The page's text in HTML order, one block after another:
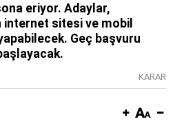
eriyor. Adaylar,
internet sitesi ve mobil
Geç başvuru
KARAR